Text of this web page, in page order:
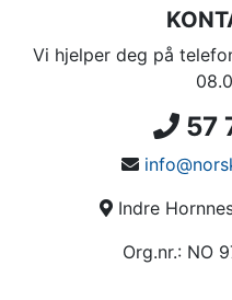
Vi hjelper deg på
57
Indre
Org.nr.: NO